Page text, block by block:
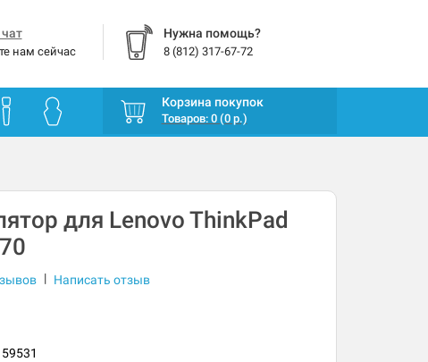
нам сейчас
Нужна помощь?
8 (812) 317-67-72
Корзина покупок
Товаров: 0 (0 р.)
для Lenovo ThinkPad
| Написать отзыв